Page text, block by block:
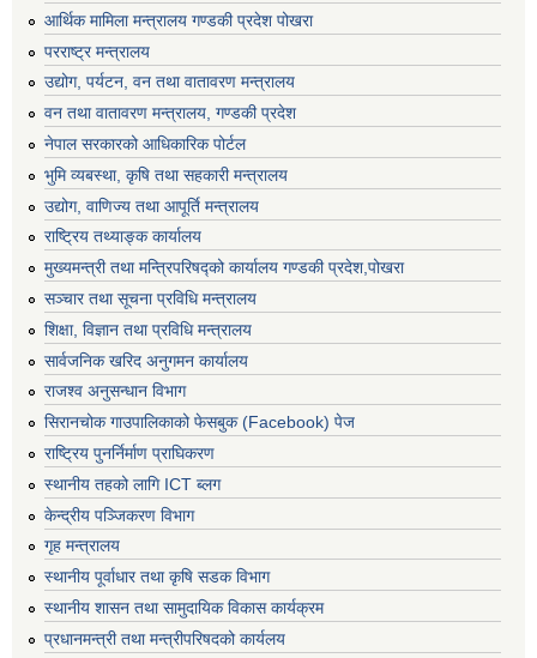
आर्थिक मामिला मन्त्रालय गण्डकी प्रदेश पोखरा
परराष्ट्र मन्त्रालय
उद्योग, पर्यटन, वन तथा वातावरण मन्त्रालय
वन तथा वातावरण मन्त्रालय, गण्डकी प्रदेश
नेपाल सरकारको आधिकारिक पोर्टल
भुमि व्यबस्था, कृषि तथा सहकारी मन्त्रालय
उद्योग, वाणिज्य तथा आपूर्ति मन्त्रालय
राष्ट्रिय तथ्याङ्क कार्यालय
मुख्यमन्त्री तथा मन्त्रिपरिषद्को कार्यालय गण्डकी प्रदेश,पोखरा
सञ्‍चार तथा सूचना प्रविधि मन्त्रालय
शिक्षा, विज्ञान तथा प्रविधि मन्त्रालय
सार्वजनिक खरिद अनुगमन कार्यालय
राजश्व अनुसन्धान विभाग
सिरानचोक गाउपालिकाको फेसबुक (Facebook) पेज
राष्ट्रिय पुनर्निर्माण प्राघिकरण
स्थानीय तहको लागि ICT ब्लग
केन्द्रीय पञ्जिकरण विभाग
गृह मन्त्रालय
स्थानीय पूर्वाधार तथा कृषि सडक विभाग
स्थानीय शासन तथा सामुदायिक विकास कार्यक्रम
प्रधानमन्त्री तथा मन्त्रीपरिषदको कार्यलय